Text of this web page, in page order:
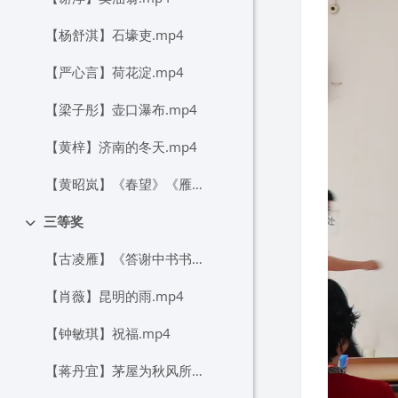
【杨舒淇】石壕吏.mp4
【严心言】荷花淀.mp4
【梁子彤】壶口瀑布.mp4
【黄梓】济南的冬天.mp4
【黄昭岚】《春望》《雁门太守行》联读.mp4
折叠
三等奖
【古凌雁】《答谢中书书》《记承天寺夜游》联读.mp4
【肖薇】昆明的雨.mp4
【钟敏琪】祝福.mp4
【蒋丹宜】茅屋为秋风所破歌.mp4